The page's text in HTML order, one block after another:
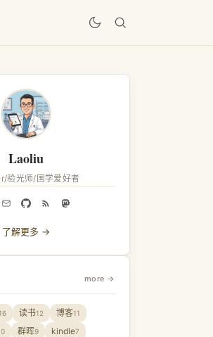
Laoliu
验光师/国学爱好者
了解更多 →
more →
读书12 博客11
群晖9 kindle7